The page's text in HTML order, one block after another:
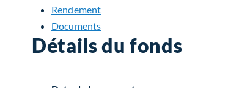
Rendement
Documents
Détails du fonds